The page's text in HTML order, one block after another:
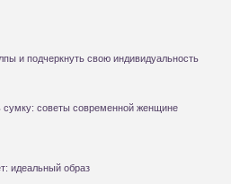
и подчеркнуть свою индивидуальность
сумку: советы современной женщине
идеальный образ